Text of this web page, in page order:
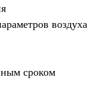
воздуха
сроком